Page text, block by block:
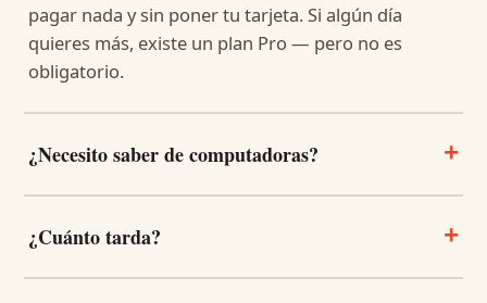
pagar nada y sin poner tu tarjeta. Si algún día
quieres más, existe un plan Pro — pero no es
obligatorio.
¿Necesito saber de computadoras? +
¿Cuánto tarda? +